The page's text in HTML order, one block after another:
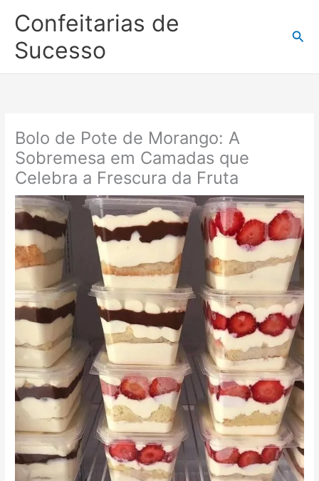
para
conteúdo
Confeitarias de
Sucesso
Bolo de Pote de Morango: A
Sobremesa em Camadas que
Celebra a Frescura da Fruta